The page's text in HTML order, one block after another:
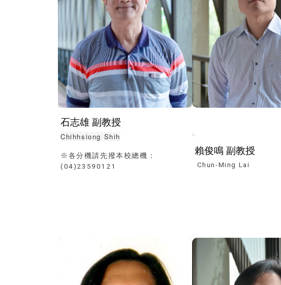
石志雄 副教授
Chihhsiong Shih
※各分機請先撥本校總機：
(04)23590121
賴俊鳴 副教授
Chun-Ming Lai